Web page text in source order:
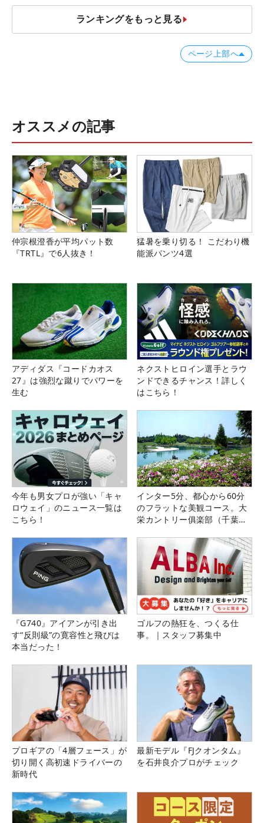
ランキングをもっと見る
ページ上部へ
オススメの記事
仲宗根澄香が平均パット数
『TRTL』で6人抜き！
猛暑を乗り切る！ こだわり機
能派パンツ4選
アディダス『コードカオス
27』は強烈な蹴りでパワーを
生む
ネクストヒロイン選手とラウ
ンドできるチャンス！詳しく
はこちら！
今年も男女プロが強い「キャ
ロウェイ」のニュース一覧は
こちら！
インター5分、都心から60分
のフラットな美観コース。大
栄カントリー俱楽部（千葉
『G740』アイアンが引き出
す“反則級”の寛容性と飛びは
本当だった！
ゴルフの熱狂を、つくる仕
事。｜スタッフ募集中
プロギアの「4層フェース」が
切り開く高初速ドライバーの
新時代
最新モデル『FJクオンタム』
を石井良介プロがチェック